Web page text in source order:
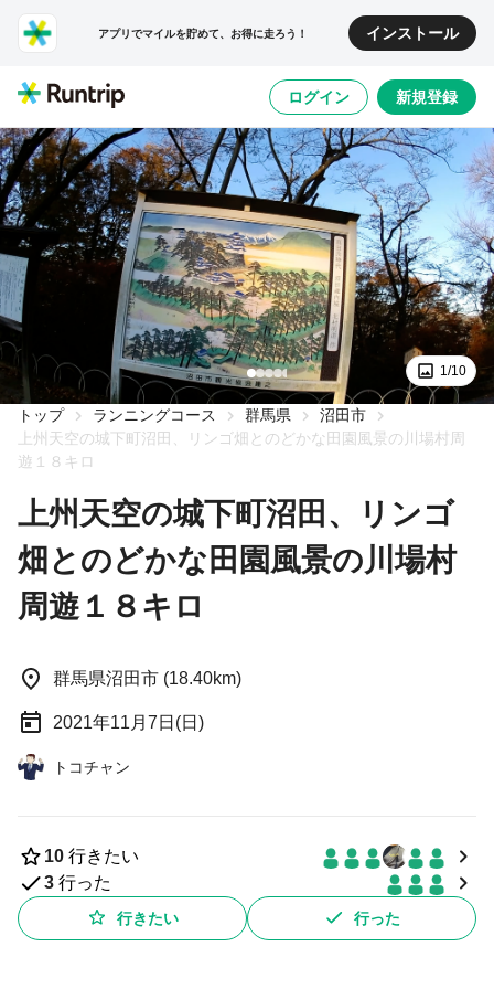
アプリでマイルを貯めて、お得に走ろう！ インストール
ログイン 新規登録
1/10
トップ ランニングコース 群馬県
沼田市
上州天空の城下町沼田、リンゴ畑とのどかな田園風景の川場村周
遊１８キロ
上州天空の城下町沼田、リンゴ
畑とのどかな田園風景の川場村
周遊１８キロ
群馬県沼田市 (18.40km)
2021年11月7日(日)
トコチャン
10 行きたい
3 行った
行きたい 行った